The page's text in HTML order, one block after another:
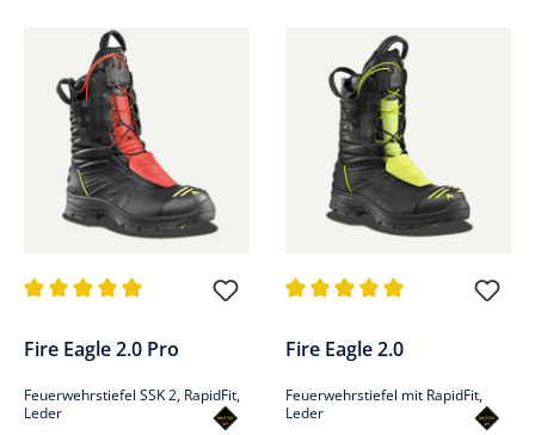
Fire Eagle 2.0 Pro
Feuerwehrstiefel SSK 2, RapidFit,
Leder
Fire Eagle 2.0
Feuerwehrstiefel mit RapidFit,
Leder